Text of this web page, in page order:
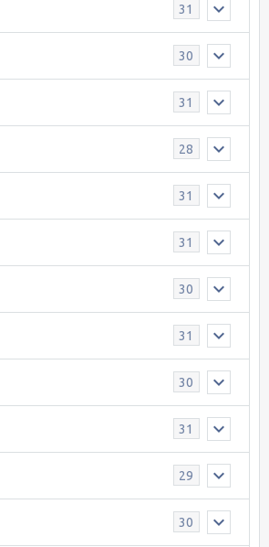
31
30
31
28
31
31
30
31
30
31
29
30